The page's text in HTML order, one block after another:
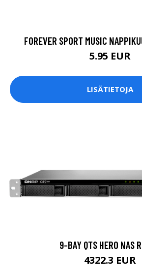
FOREVER SPORT MUSIC
5.95 EUR
LISÄTIETOJA
9-BAY QTS HERO NAS
4322.3 EUR